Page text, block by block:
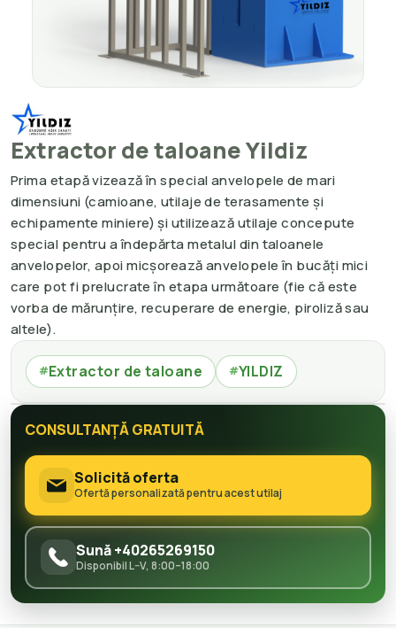
Extractor de taloane Yildiz
Prima etapă vizează în special anvelopele de mari
dimensiuni (camioane, utilaje de terasamente și
echipamente miniere) și utilizează utilaje concepute
special pentru a îndepărta metalul din taloanele
anvelopelor, apoi micșorează anvelopele în bucăți mici
care pot fi prelucrate în etapa următoare (fie că este
vorba de mărunțire, recuperare de energie, piroliză sau
altele).
#Extractor de taloane #YILDIZ
CONSULTANȚĂ GRATUITĂ
Solicită oferta
Ofertă personalizată pentru acest utilaj
Sună +40265269150
Disponibil L–V, 8:00–18:00